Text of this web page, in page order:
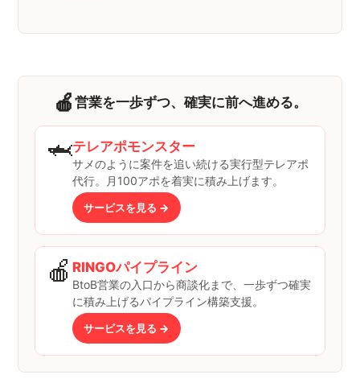
🍎 営業を一歩ずつ、確実に前へ進める。
🦈テレアポモンスター
サメのように案件を追い続ける実行型テレアポ
代行。月100アポを着実に積み上げます。
サービスを見る →
🍎 RINGOパイプライン
BtoB営業の入口から商談化まで、一歩ずつ確実
に積み上げるパイプライン構築支援。
サービスを見る →